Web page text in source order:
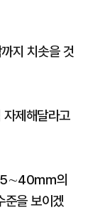
지 치솟을 것
제해달라고
5∼40㎜의
준을 보이겠